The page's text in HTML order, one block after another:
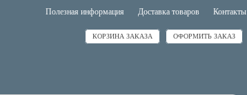
Полезная информация Доставка товаров Контакты
КОРЗИНА ЗАКАЗА ОФОРМИТЬ ЗАКАЗ